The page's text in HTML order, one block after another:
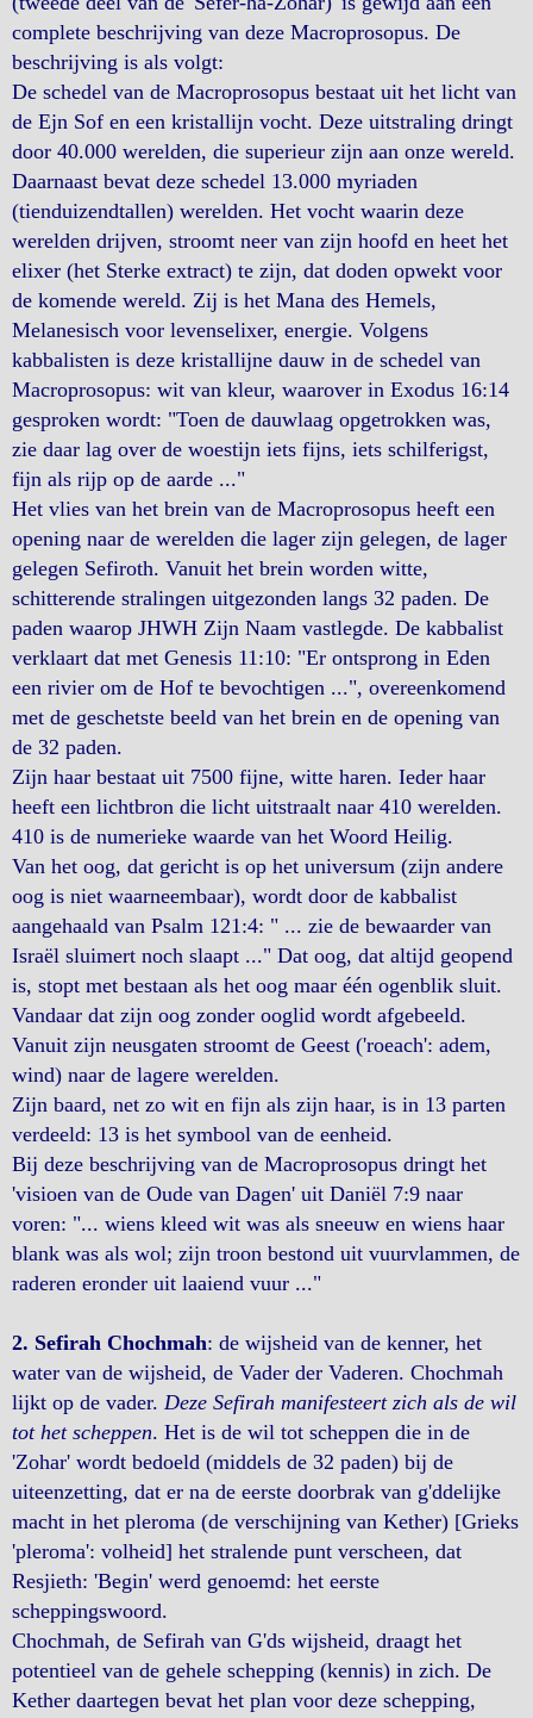
complete beschrijving van deze Macroprosopus. De
beschrijving is als volgt:
De schedel van de Macroprosopus bestaat uit het licht van
de Ejn Sof en een kristallijn vocht. Deze uitstraling dringt
door 40.000 werelden, die superieur zijn aan onze wereld.
Daarnaast bevat deze schedel 13.000 myriaden
(tienduizendtallen) werelden. Het vocht waarin deze
werelden drijven, stroomt neer van zijn hoofd en heet het
elixer (het Sterke extract) te zijn, dat doden opwekt voor
de komende wereld. Zij is het Mana des Hemels,
Melanesisch voor levenselixer, energie. Volgens
kabbalisten is deze kristallijne dauw in de schedel van
Macroprosopus: wit van kleur, waarover in Exodus 16:14
gesproken wordt: "Toen de dauwlaag opgetrokken was,
zie daar lag over de woestijn iets fijns, iets schilferigst,
fijn als rijp op de aarde ..."
Het vlies van het brein van de Macroprosopus heeft een
opening naar de werelden die lager zijn gelegen, de lager
gelegen Sefiroth. Vanuit het brein worden witte,
schitterende stralingen uitgezonden langs 32 paden. De
paden waarop JHWH Zijn Naam vastlegde. De kabbalist
verklaart dat met Genesis 11:10: "Er ontsprong in Eden
een rivier om de Hof te bevochtigen ...", overeenkomend
met de geschetste beeld van het brein en de opening van
de 32 paden.
Zijn haar bestaat uit 7500 fijne, witte haren. Ieder haar
heeft een lichtbron die licht uitstraalt naar 410 werelden.
410 is de numerieke waarde van het Woord Heilig.
Van het oog, dat gericht is op het universum (zijn andere
oog is niet waarneembaar), wordt door de kabbalist
aangehaald van Psalm 121:4: " ... zie de bewaarder van
Israël sluimert noch slaapt ..." Dat oog, dat altijd geopend
is, stopt met bestaan als het oog maar één ogenblik sluit.
Vandaar dat zijn oog zonder ooglid wordt afgebeeld.
Vanuit zijn neusgaten stroomt de Geest ('roeach': adem,
wind) naar de lagere werelden.
Zijn baard, net zo wit en fijn als zijn haar, is in 13 parten
verdeeld: 13 is het symbool van de eenheid.
Bij deze beschrijving van de Macroprosopus dringt het
'visioen van de Oude van Dagen' uit Daniël 7:9 naar
voren: "... wiens kleed wit was als sneeuw en wiens haar
blank was als wol; zijn troon bestond uit vuurvlammen, de
raderen eronder uit laaiend vuur ..."
2. Sefirah Chochmah: de wijsheid van de kenner, het
water van de wijsheid, de Vader der Vaderen. Chochmah
lijkt op de vader. Deze Sefirah manifesteert zich als de wil
tot het scheppen. Het is de wil tot scheppen die in de
'Zohar' wordt bedoeld (middels de 32 paden) bij de
uiteenzetting, dat er na de eerste doorbrak van g'ddelijke
macht in het pleroma (de verschijning van Kether) [Grieks
'pleroma': volheid] het stralende punt verscheen, dat
Resjieth: 'Begin' werd genoemd: het eerste
scheppingswoord.
Chochmah, de Sefirah van G'ds wijsheid, draagt het
potentieel van de gehele schepping (kennis) in zich. De
Kether daartegen bevat het plan voor deze schepping,